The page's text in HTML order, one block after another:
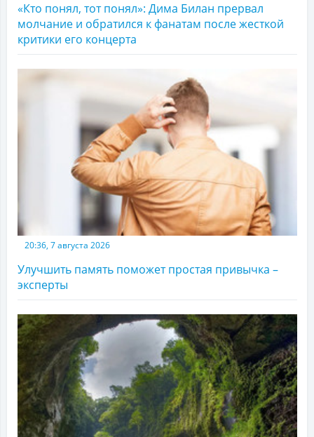
«Кто понял, тот понял»: Дима Билан прервал
молчание и обратился к фанатам после жесткой
критики его концерта
20:36, 7 августа 2026
Улучшить память поможет простая привычка –
эксперты